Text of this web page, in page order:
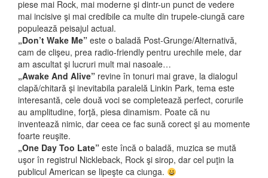
piese mai Rock, mai moderne şi dintr-un punct de vedere
mai incisive şi mai credibile ca multe din trupele-ciungă care
populează peisajul actual.
„Don’t Wake Me” este o baladă Post-Grunge/Alternativă,
cam de clişeu, prea radio-friendly pentru urechile mele, dar
am ascultat şi lucruri mult mai nasoale…
„Awake And Alive” revine în tonuri mai grave, la dialogul
clapă/chitară şi inevitabila paralelă Linkin Park, tema este
interesantă, cele două voci se completează perfect, corurile
au amplitudine, forţă, piesa dinamism. Poate că nu
inventează nimic, dar ceea ce fac sună corect şi au momente
foarte reuşite.
„One Day Too Late” este încă o baladă, muzica se mută
uşor în registrul Nickleback, Rock şi sirop, dar cel puţin la
publicul American se lipeşte ca ciunga.